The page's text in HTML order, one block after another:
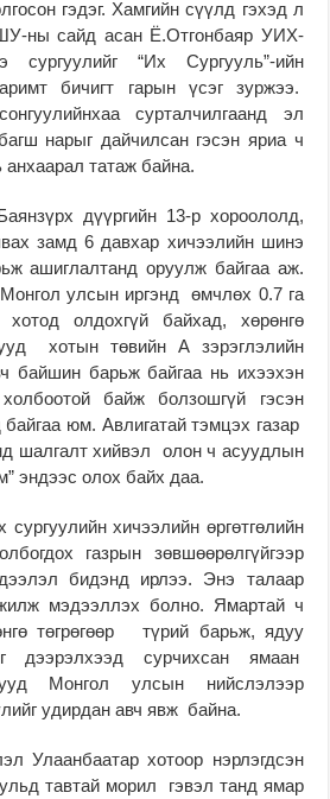
гэдэг. Хамгийн сүүлд гэхэд л
ны сайд асан Ё.Отгонбаяр УИХ-
сургуулийг “Их Сургууль”-ийн
бичигт гарын үсэг зуржээ.
сурталчилгаанд эл
нарыг дайчилсан гэсэн яриа ч
татаж байна.
дүүргийн 13-р хороололд,
замд 6 давхар хичээлийн шинэ
ашиглалтанд оруулж байгаа аж.
Монгол улсын иргэнд өмчлөх 0.7 га
олдохгүй байхад, хөрөнгө
хотын төвийн А зэрэглэлийн
байшин барьж байгаа нь ихээхэн
байж болзошгүй гэсэн
юм. Авлигатай тэмцэх газар
шалгалт хийвэл олон ч асуудлын
эндээс олох байх даа.
хичээлийн өргөтгөлийн
газрын зөвшөөрөлгүйгээр
бидэнд ирлээ. Энэ талаар
мэдээллэх болно. Ямартай ч
төгрөгөөр түрий барьж, ядуу
дээрэлхээд сурчихсан ямаан
Монгол улсын нийслэлээр
удирдан авч явж байна.
Улаанбаатар хотоор нэрлэгдсэн
тавтай морил гэвэл танд ямар